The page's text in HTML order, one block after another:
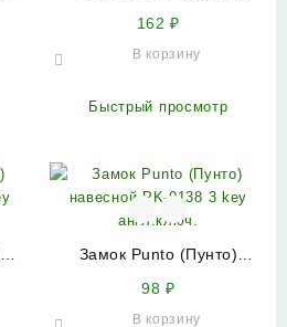
162₽
В корзину
Быстрый просмотр
Замок Punto (Пунто)
98₽
В корзину